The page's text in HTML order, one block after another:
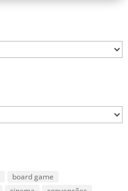
board game